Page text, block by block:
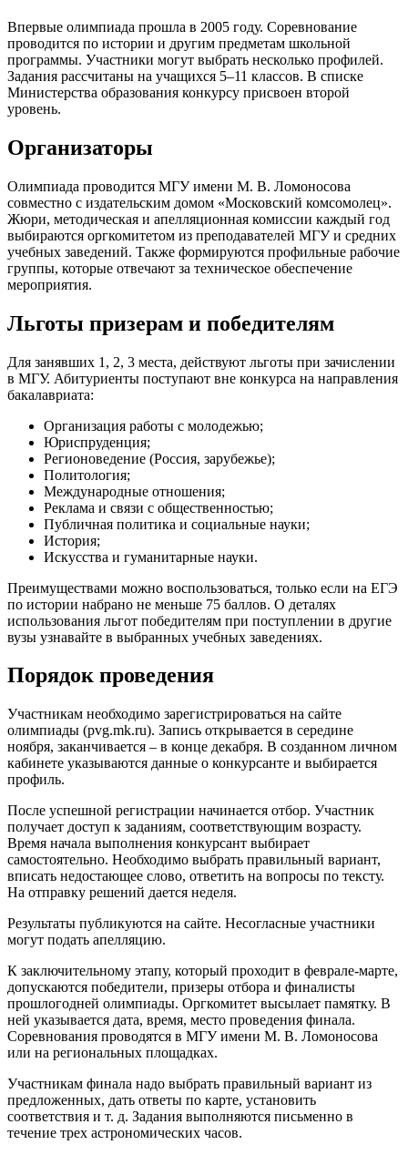
Впервые олимпиада прошла в 2005 году. Соревнование
проводится по истории и другим предметам школьной
программы. Участники могут выбрать несколько профилей.
Задания рассчитаны на учащихся 5–11 классов. В списке
Министерства образования конкурсу присвоен второй
уровень.
Организаторы
Олимпиада проводится МГУ имени М. В. Ломоносова
совместно с издательским домом «Московский комсомолец».
Жюри, методическая и апелляционная комиссии каждый год
выбираются оргкомитетом из преподавателей МГУ и средних
учебных заведений. Также формируются профильные рабочие
группы, которые отвечают за техническое обеспечение
мероприятия.
Льготы призерам и победителям
Для занявших 1, 2, 3 места, действуют льготы при зачислении
в МГУ. Абитуриенты поступают вне конкурса на направления
бакалавриата:
Организация работы с молодежью;
Юриспруденция;
Регионоведение (Россия, зарубежье);
Политология;
Международные отношения;
Реклама и связи с общественностью;
Публичная политика и социальные науки;
История;
Искусства и гуманитарные науки.
Преимуществами можно воспользоваться, только если на ЕГЭ
по истории набрано не меньше 75 баллов. О деталях
использования льгот победителям при поступлении в другие
вузы узнавайте в выбранных учебных заведениях.
Порядок проведения
Участникам необходимо зарегистрироваться на сайте
олимпиады (pvg.mk.ru). Запись открывается в середине
ноября, заканчивается – в конце декабря. В созданном личном
кабинете указываются данные о конкурсанте и выбирается
профиль.
После успешной регистрации начинается отбор. Участник
получает доступ к заданиям, соответствующим возрасту.
Время начала выполнения конкурсант выбирает
самостоятельно. Необходимо выбрать правильный вариант,
вписать недостающее слово, ответить на вопросы по тексту.
На отправку решений дается неделя.
Результаты публикуются на сайте. Несогласные участники
могут подать апелляцию.
К заключительному этапу, который проходит в феврале-марте,
допускаются победители, призеры отбора и финалисты
прошлогодней олимпиады. Оргкомитет высылает памятку. В
ней указывается дата, время, место проведения финала.
Соревнования проводятся в МГУ имени М. В. Ломоносова
или на региональных площадках.
Участникам финала надо выбрать правильный вариант из
предложенных, дать ответы по карте, установить
соответствия и т. д. Задания выполняются письменно в
течение трех астрономических часов.